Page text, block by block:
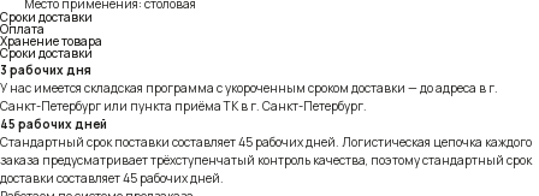
Место применения: столовая
Сроки доставки
Оплата
Хранение товара
Сроки доставки
3 рабочих дня
У нас имеется складская программа с укороченным сроком доставки — до адреса в г.
Санкт-Петербург или пункта приёма ТК в г. Санкт-Петербург.
45 рабочих дней
Стандартный срок поставки составляет 45 рабочих дней. Логистическая цепочка каждого
заказа предусматривает трёхступенчатый контроль качества, поэтому стандартный срок
доставки составляет 45 рабочих дней.